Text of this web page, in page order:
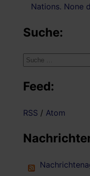
Nations. None
Suche:
Suche
Feed:
RSS / Atom